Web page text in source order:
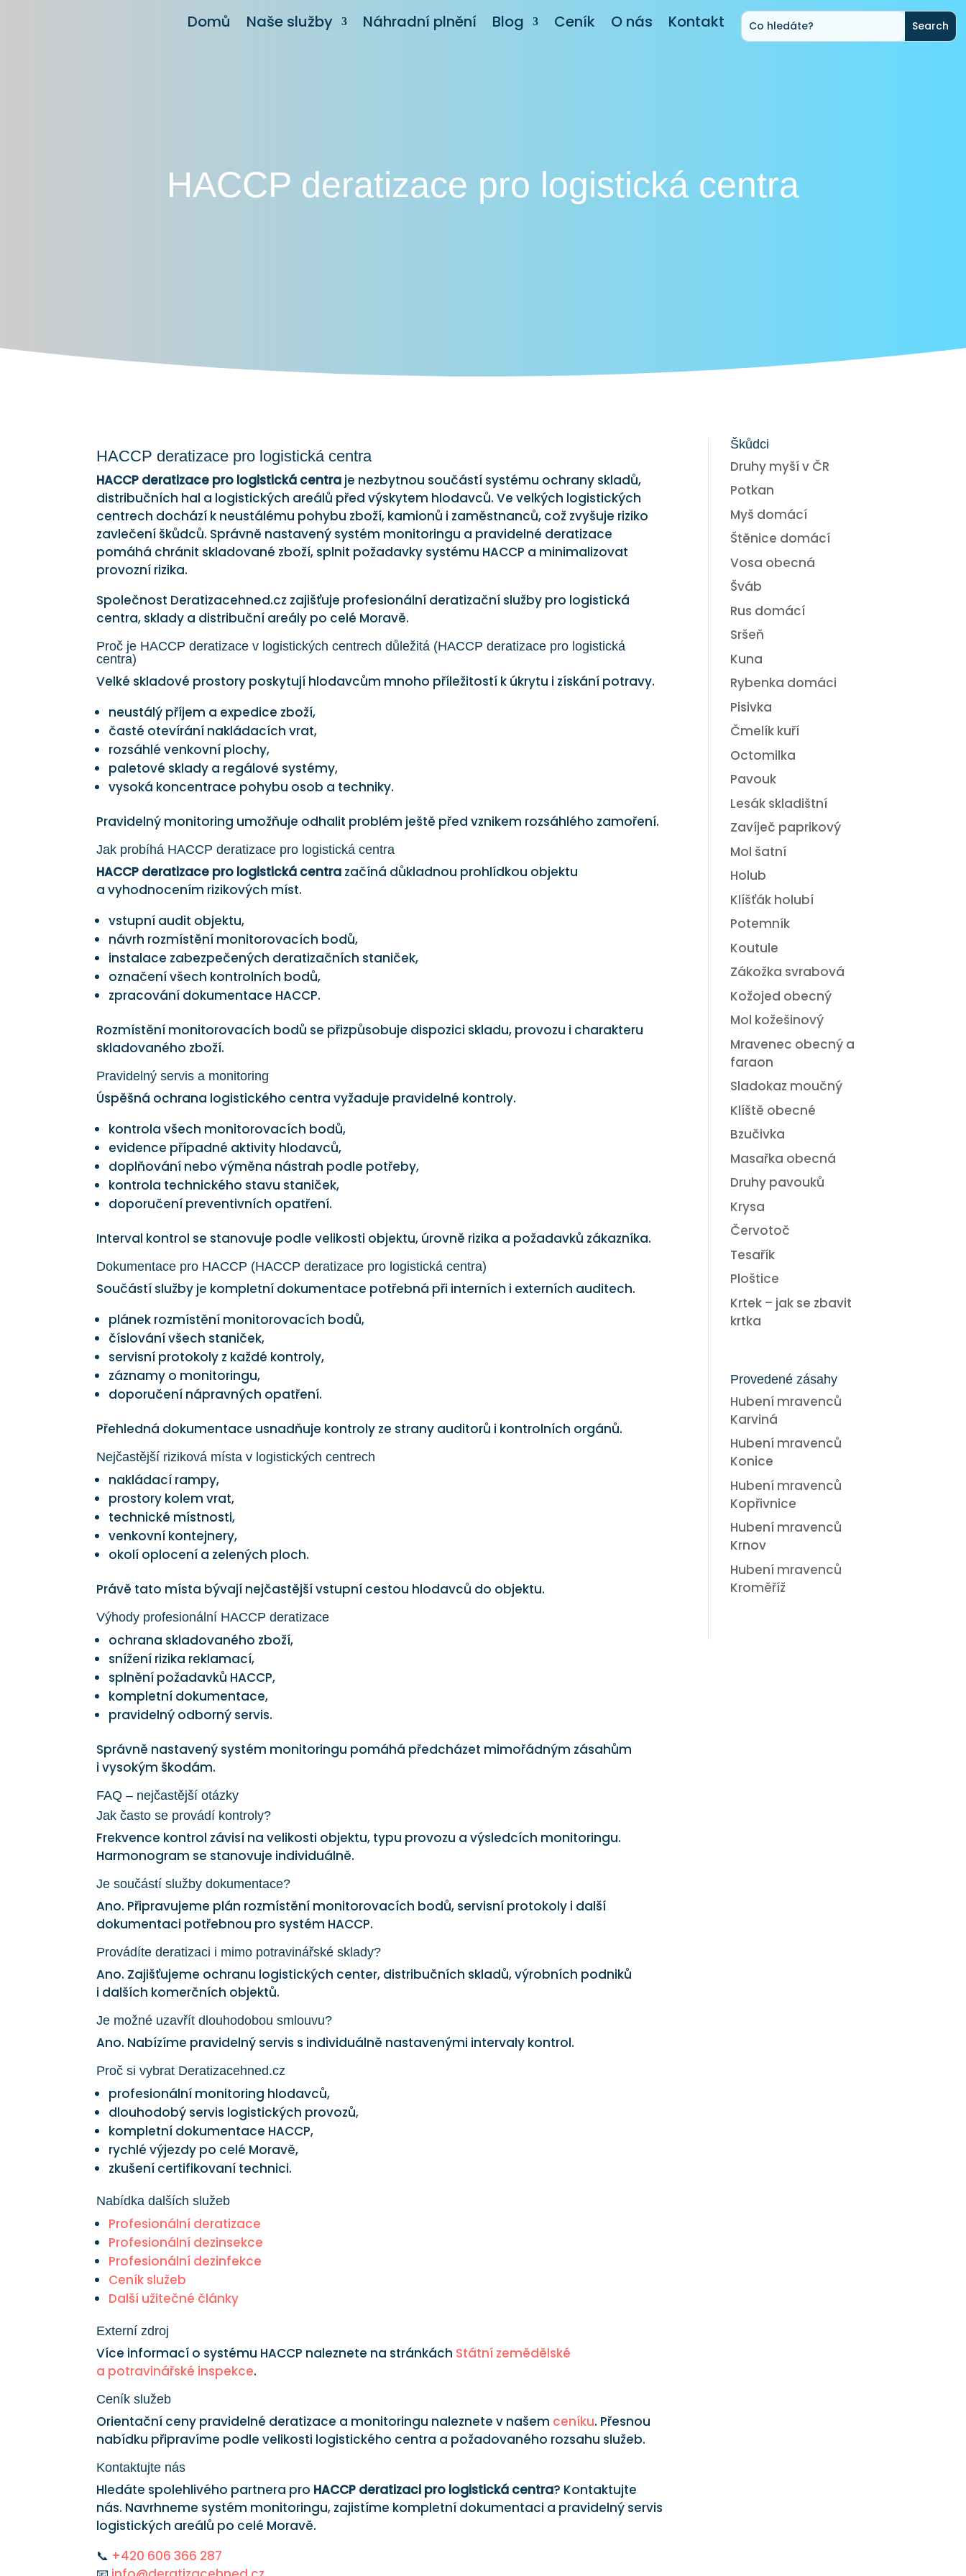
Domů Naše služby Náhradní plnění Blog Ceník O nás Kontakt
HACCP deratizace pro logistická centra
HACCP deratizace pro logistická centra
HACCP deratizace pro logistická centra je nezbytnou součástí systému ochrany skladů,
distribučních hal a logistických areálů před výskytem hlodavců. Ve velkých logistických
centrech dochází k neustálému pohybu zboží, kamionů i zaměstnanců, což zvyšuje riziko
zavlečení škůdců. Správně nastavený systém monitoringu a pravidelné deratizace
pomáhá chránit skladované zboží, splnit požadavky systému HACCP a minimalizovat
provozní rizika.
Společnost Deratizacehned.cz zajišťuje profesionální deratizační služby pro logistická
centra, sklady a distribuční areály po celé Moravě.
Proč je HACCP deratizace v logistických centrech důležitá (HACCP deratizace pro logistická
centra)
Velké skladové prostory poskytují hlodavcům mnoho příležitostí k úkrytu i získání potravy.
neustálý příjem a expedice zboží,
časté otevírání nakládacích vrat,
rozsáhlé venkovní plochy,
paletové sklady a regálové systémy,
vysoká koncentrace pohybu osob a techniky.
Pravidelný monitoring umožňuje odhalit problém ještě před vznikem rozsáhlého zamoření.
Jak probíhá HACCP deratizace pro logistická centra
HACCP deratizace pro logistická centra začíná důkladnou prohlídkou objektu
a vyhodnocením rizikových míst.
vstupní audit objektu,
návrh rozmístění monitorovacích bodů,
instalace zabezpečených deratizačních staniček,
označení všech kontrolních bodů,
zpracování dokumentace HACCP.
Rozmístění monitorovacích bodů se přizpůsobuje dispozici skladu, provozu i charakteru
skladovaného zboží.
Pravidelný servis a monitoring
Úspěšná ochrana logistického centra vyžaduje pravidelné kontroly.
kontrola všech monitorovacích bodů,
evidence případné aktivity hlodavců,
doplňování nebo výměna nástrah podle potřeby,
kontrola technického stavu staniček,
doporučení preventivních opatření.
Interval kontrol se stanovuje podle velikosti objektu, úrovně rizika a požadavků zákazníka.
Dokumentace pro HACCP (HACCP deratizace pro logistická centra)
Součástí služby je kompletní dokumentace potřebná při interních i externích auditech.
plánek rozmístění monitorovacích bodů,
číslování všech staniček,
servisní protokoly z každé kontroly,
záznamy o monitoringu,
doporučení nápravných opatření.
Přehledná dokumentace usnadňuje kontroly ze strany auditorů i kontrolních orgánů.
Nejčastější riziková místa v logistických centrech
nakládací rampy,
prostory kolem vrat,
technické místnosti,
venkovní kontejnery,
okolí oplocení a zelených ploch.
Právě tato místa bývají nejčastější vstupní cestou hlodavců do objektu.
Výhody profesionální HACCP deratizace
ochrana skladovaného zboží,
snížení rizika reklamací,
splnění požadavků HACCP,
kompletní dokumentace,
pravidelný odborný servis.
Správně nastavený systém monitoringu pomáhá předcházet mimořádným zásahům
i vysokým škodám.
FAQ – nejčastější otázky
Jak často se provádí kontroly?
Frekvence kontrol závisí na velikosti objektu, typu provozu a výsledcích monitoringu.
Harmonogram se stanovuje individuálně.
Je součástí služby dokumentace?
Ano. Připravujeme plán rozmístění monitorovacích bodů, servisní protokoly i další
dokumentaci potřebnou pro systém HACCP.
Provádíte deratizaci i mimo potravinářské sklady?
Ano. Zajišťujeme ochranu logistických center, distribučních skladů, výrobních podniků
i dalších komerčních objektů.
Je možné uzavřít dlouhodobou smlouvu?
Ano. Nabízíme pravidelný servis s individuálně nastavenými intervaly kontrol.
Proč si vybrat Deratizacehned.cz
profesionální monitoring hlodavců,
dlouhodobý servis logistických provozů,
kompletní dokumentace HACCP,
rychlé výjezdy po celé Moravě,
zkušení certifikovaní technici.
Nabídka dalších služeb
Profesionální deratizace
Profesionální dezinsekce
Profesionální dezinfekce
Ceník služeb
Další užitečné články
Externí zdroj
Více informací o systému HACCP naleznete na stránkách Státní zemědělské
a potravinářské inspekce.
Ceník služeb
Orientační ceny pravidelné deratizace a monitoringu naleznete v našem ceníku. Přesnou
nabídku připravíme podle velikosti logistického centra a požadovaného rozsahu služeb.
Kontaktujte nás
Hledáte spolehlivého partnera pro HACCP deratizaci pro logistická centra? Kontaktujte
nás. Navrhneme systém monitoringu, zajistíme kompletní dokumentaci a pravidelný servis
logistických areálů po celé Moravě.
📞 +420 606 366 287
Škůdci
Druhy myší v ČR
Potkan
Myš domácí
Štěnice domácí
Vosa obecná
Šváb
Rus domácí
Sršeň
Kuna
Rybenka domáci
Pisivka
Čmelík kuří
Octomilka
Pavouk
Lesák skladištní
Zavíječ paprikový
Mol šatní
Holub
Klíšťák holubí
Potemník
Koutule
Zákožka svrabová
Kožojed obecný
Mol kožešinový
Mravenec obecný a
faraon
Sladokaz moučný
Klíště obecné
Bzučivka
Masařka obecná
Druhy pavouků
Krysa
Červotoč
Tesařík
Ploštice
Krtek – jak se zbavit
krtka
Provedené zásahy
Hubení mravenců
Karviná
Hubení mravenců
Konice
Hubení mravenců
Kopřivnice
Hubení mravenců
Krnov
Hubení mravenců
Kroměříž